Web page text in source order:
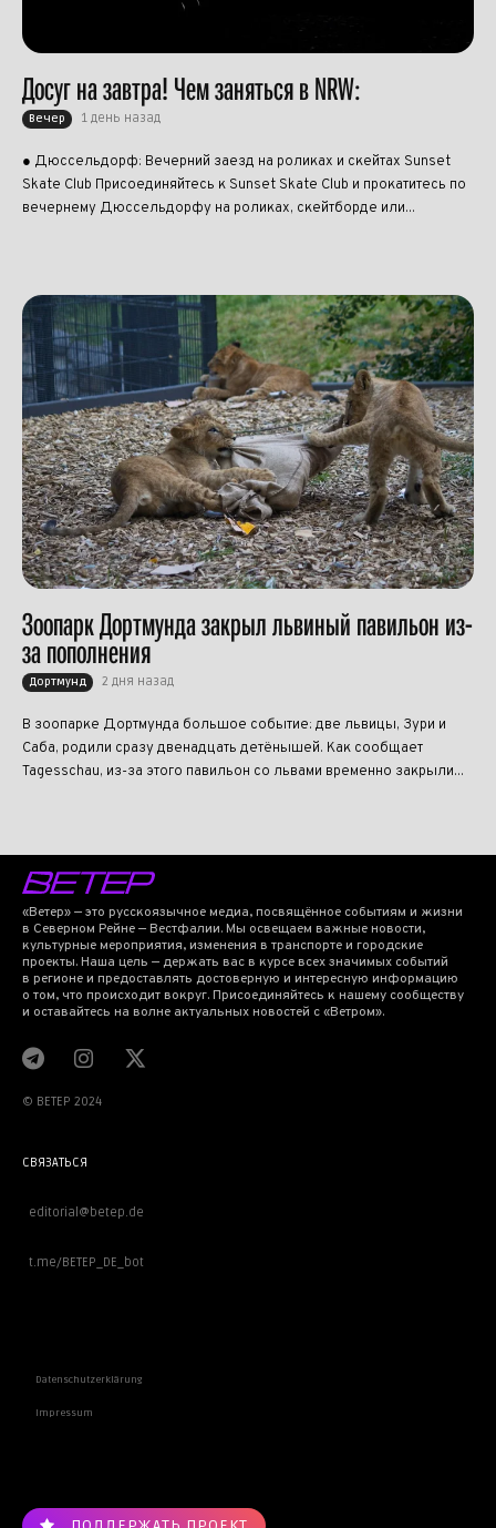
Досуг на завтра! Чем заняться в NRW:
Вечер 1 день назад
● Дюссельдорф: Вечерний заезд на роликах и скейтах Sunset
Skate Club Присоединяйтесь к Sunset Skate Club и прокатитесь по
вечернему Дюссельдорфу на роликах, скейтборде или...
Зоопарк Дортмунда закрыл львиный павильон из-
за пополнения
Дортмунд 2 дня назад
В зоопарке Дортмунда большое событие: две львицы, Зури и
Саба, родили сразу двенадцать детёнышей. Как сообщает
Tagesschau, из-за этого павильон со львами временно закрыли...
«Ветер» — это русскоязычное медиа, посвящённое событиям и жизни
в Северном Рейне — Вестфалии. Мы освещаем важные новости,
культурные мероприятия, изменения в транспорте и городские
проекты. Наша цель — держать вас в курсе всех значимых событий
в регионе и предоставлять достоверную и интересную информацию
о том, что происходит вокруг. Присоединяйтесь к нашему сообществу
и оставайтесь на волне актуальных новостей с «Ветром».
© BETEP 2024
СВЯЗАТЬСЯ
editorial@betep.de
t.me/BETEP_DE_bot
Datenschutzerklärung
Impressum